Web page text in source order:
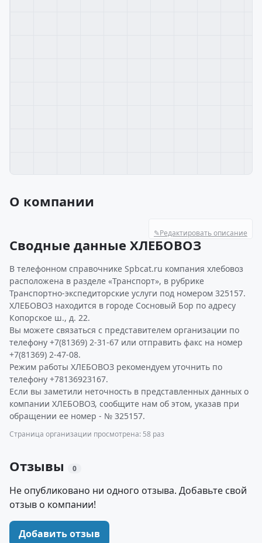
О компании
✎Редактировать описание
Сводные данные ХЛЕБОВОЗ
В телефонном справочнике Spbcat.ru компания хлебовоз
расположена в разделе «Транспорт», в рубрике
Транспортно-экспедиторские услуги под номером 325157.
ХЛЕБОВОЗ находится в городе Сосновый Бор по адресу
Копорское ш., д. 22.
Вы можете связаться с представителем организации по
телефону +7(81369) 2-31-67 или отправить факс на номер
+7(81369) 2-47-08.
Режим работы ХЛЕБОВОЗ рекомендуем уточнить по
телефону +78136923167.
Если вы заметили неточность в представленных данных о
компании ХЛЕБОВОЗ, сообщите нам об этом, указав при
обращении ее номер - № 325157.
Страница организации просмотрена: 58 раз
Отзывы 0
Не опубликовано ни одного отзыва. Добавьте свой
отзыв о компании!
Добавить отзыв